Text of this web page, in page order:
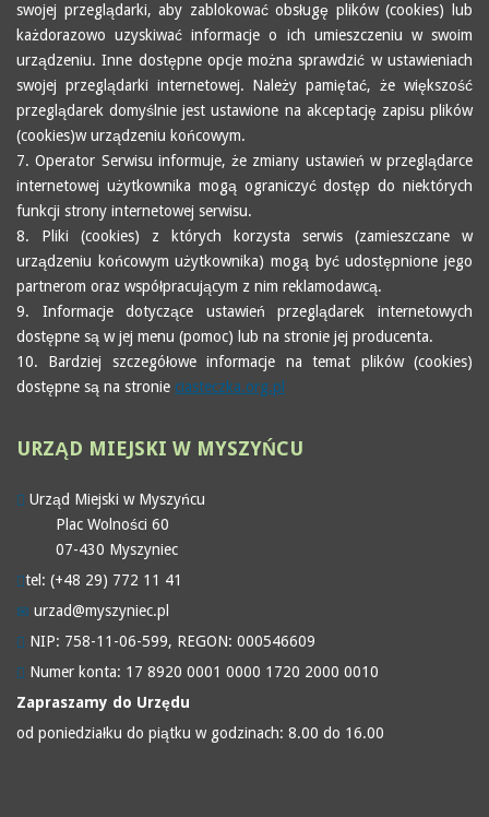
swojej przeglądarki, aby zablokować obsługę plików (cookies) lub
każdorazowo uzyskiwać informacje o ich umieszczeniu w swoim
urządzeniu. Inne dostępne opcje można sprawdzić w ustawieniach
swojej przeglądarki internetowej. Należy pamiętać, że większość
przeglądarek domyślnie jest ustawione na akceptację zapisu plików
(cookies)w urządzeniu końcowym.
7. Operator Serwisu informuje, że zmiany ustawień w przeglądarce
internetowej użytkownika mogą ograniczyć dostęp do niektórych
funkcji strony internetowej serwisu.
8. Pliki (cookies) z których korzysta serwis (zamieszczane w
urządzeniu końcowym użytkownika) mogą być udostępnione jego
partnerom oraz współpracującym z nim reklamodawcą.
9. Informacje dotyczące ustawień przeglądarek internetowych
dostępne są w jej menu (pomoc) lub na stronie jej producenta.
10. Bardziej szczegółowe informacje na temat plików (cookies)
dostępne są na stronie ciasteczka.org.pl
URZĄD MIEJSKI W MYSZYŃCU
Urząd Miejski w Myszyńcu
Plac Wolności 60
07-430 Myszyniec
tel: (+48 29) 772 11 41
urzad@myszyniec.pl
NIP: 758-11-06-599, REGON: 000546609
Numer konta: 17 8920 0001 0000 1720 2000 0010
Zapraszamy do Urzędu
od poniedziałku do piątku w godzinach: 8.00 do 16.00